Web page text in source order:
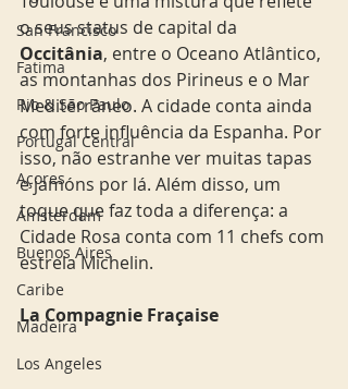
San Francisco
Fatima
Rio & São Paulo
Portugal Central
Açores
Amsterdam
Buenos Aires
Caribe
Madeira
Los Angeles
o seus status de capital da
Occitânia, entre o Oceano Atlântico,
as montanhas dos Pirineus e o Mar
Mediterrâneo. A cidade conta ainda
com forte influência da Espanha. Por
isso, não estranhe ver muitas tapas
e jamóns por lá. Além disso, um
toque que faz toda a diferença: a
Cidade Rosa conta com 11 chefs com
estrela Michelin.
La Compagnie Fraçaise